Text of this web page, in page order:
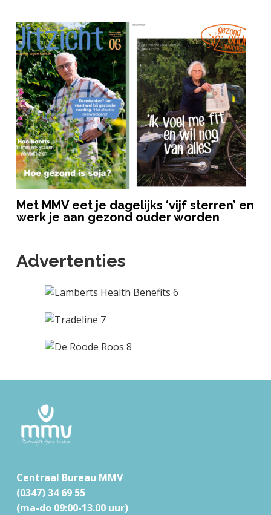
Met MMV eet je dagelijks ‘vijf sterren’ en
werk je aan gezond ouder worden
Advertenties
Centraal Bureau MMV
(0347) 34 69 55
(ma-do 09:00-13.00 uur)